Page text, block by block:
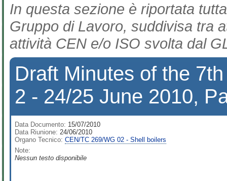
In questa sezione è riportata
Gruppo di Lavoro, suddivisa tra
attività CEN e/o ISO svolta dal
Draft Minutes of the
2 - 24/25 June 2010,
Data Documento: 15/07/2010
Data Riunione: 24/06/2010
Organo Tecnico: CEN/TC 269/WG 02 - Shell boilers
Note:
Nessun testo disponibile